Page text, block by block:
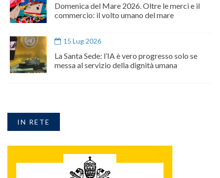
Domenica del Mare 2026. Oltre le merci e il
commercio: il volto umano del mare
15 Lug 2026
La Santa Sede: l’IA è vero progresso solo se
messa al servizio della dignità umana
IN RETE